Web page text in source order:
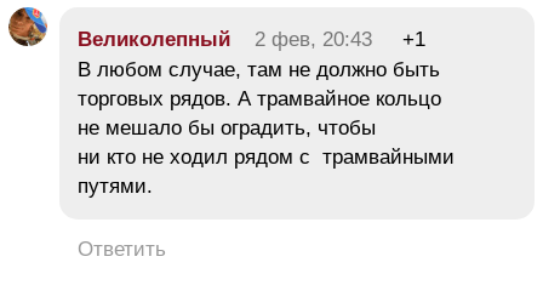
Великолепный 2 фев, 20:43
+1
В любом случае, там не должно быть
торговых рядов. А трамвайное кольцо
не мешало бы оградить, чтобы
ни кто не ходил рядом с трамвайными
путями.
Ответить